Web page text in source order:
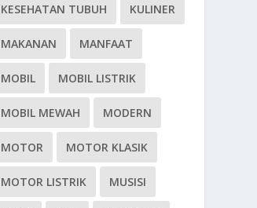
KESEHATAN TUBUH KULINER
MAKANAN MANFAAT
MOBIL MOBIL LISTRIK
MOBIL MEWAH MODERN
MOTOR MOTOR KLASIK
MOTOR LISTRIK MUSISI